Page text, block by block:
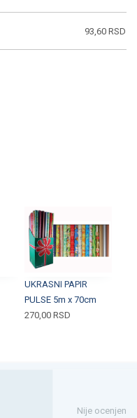
93,60 RSD
UKRASNI PAPIR
PULSE 5m x 70cm
270,00 RSD
Nije ocenjen